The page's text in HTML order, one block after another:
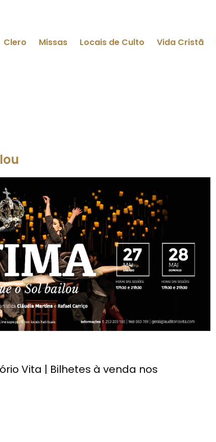
Clero Missas Locais de Culto Vida Cristã
Vita | Bilhetes à venda nos